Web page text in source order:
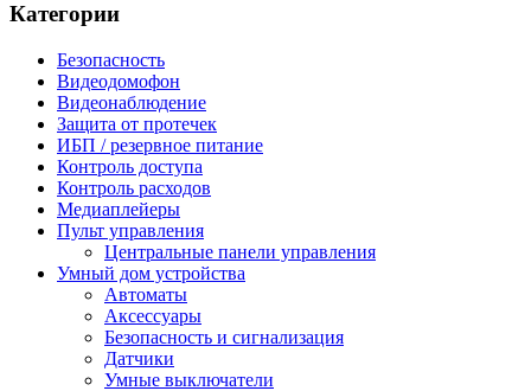
Категории
Безопасность
Видеодомофон
Видеонаблюдение
Защита от протечек
ИБП / резервное питание
Контроль доступа
Контроль расходов
Медиаплейеры
Пульт управления
Центральные панели управления
Умный дом устройства
Автоматы
Аксессуары
Безопасность и сигнализация
Датчики
Умные выключатели